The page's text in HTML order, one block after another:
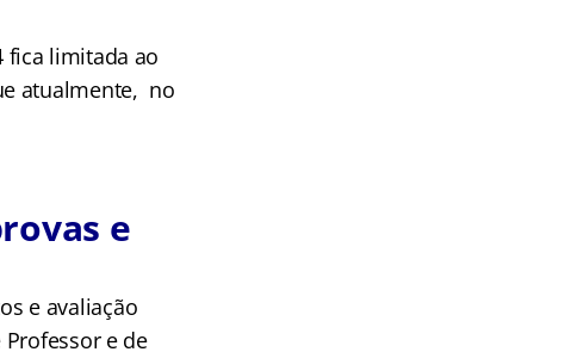
fica limitada ao
atualmente, no
e
e avaliação
e de